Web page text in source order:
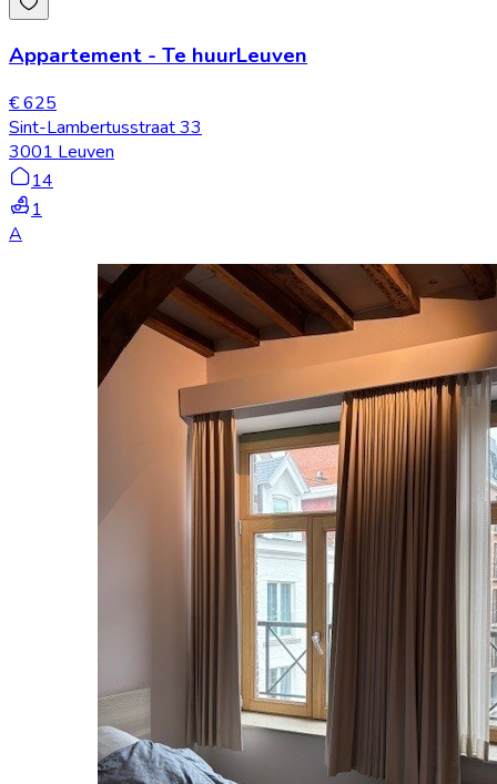
Appartement - Te huurLeuven
€ 625
Sint-Lambertusstraat 33
3001 Leuven
14
1
A